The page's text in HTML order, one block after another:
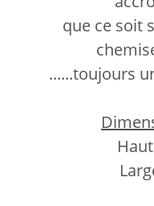
que ce soit
......toujours